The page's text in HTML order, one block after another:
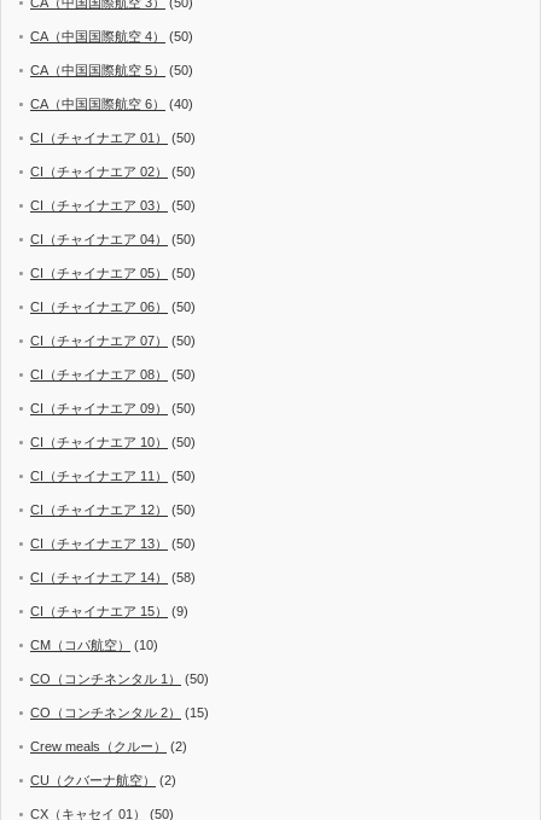
CA（中国国際航空 4） (50)
CA（中国国際航空 5） (50)
CA（中国国際航空 6） (40)
CI（チャイナエア 01） (50)
CI（チャイナエア 02） (50)
CI（チャイナエア 03） (50)
CI（チャイナエア 04） (50)
CI（チャイナエア 05） (50)
CI（チャイナエア 06） (50)
CI（チャイナエア 07） (50)
CI（チャイナエア 08） (50)
CI（チャイナエア 09） (50)
CI（チャイナエア 10） (50)
CI（チャイナエア 11） (50)
CI（チャイナエア 12） (50)
CI（チャイナエア 13） (50)
CI（チャイナエア 14） (58)
CI（チャイナエア 15） (9)
CM（コパ航空） (10)
CO（コンチネンタル 1） (50)
CO（コンチネンタル 2） (15)
Crew meals（クルー） (2)
CU（クバーナ航空） (2)
CX（キャセイ 01） (50)